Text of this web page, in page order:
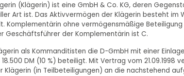
(Klägerin) ist eine GmbH & Co. KG, deren
Art ist. Das Aktivvermögen der Klägerin besteht im
Komplementärin ohne vermögensmäßige Beteiligung
Geschäftsführer der Komplementärin ist C.
als Kommanditisten die D-GmbH mit einer
DM (10 %) beteiligt. Mit Vertrag vom
(in Teilbeteiligungen) an die nachstehend